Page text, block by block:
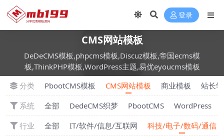
登录
CMS网站模板
DeDeCMS模板,phpcms模板,Discuz模板,帝国ecms模
板,ThinkPHP模板,WordPress主题,易优eyoucms模板
分类
PbootCMS模板 CMS网站模板 商业模板
站长
系统
全部 DedeCMS织梦 PbootCMS WordPress
行业
全部 IT/软件/信息/互联网
科技/电子/数码/通信